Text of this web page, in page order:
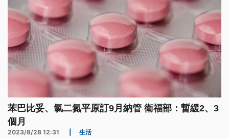
苯巴比妥、氯二氮平原訂9月納管 衛福部：暫緩2、3
個月
2023/8/28 12:31 生活